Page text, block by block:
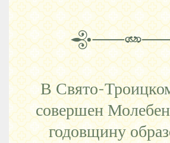
В Свято-
совершен
годовщину